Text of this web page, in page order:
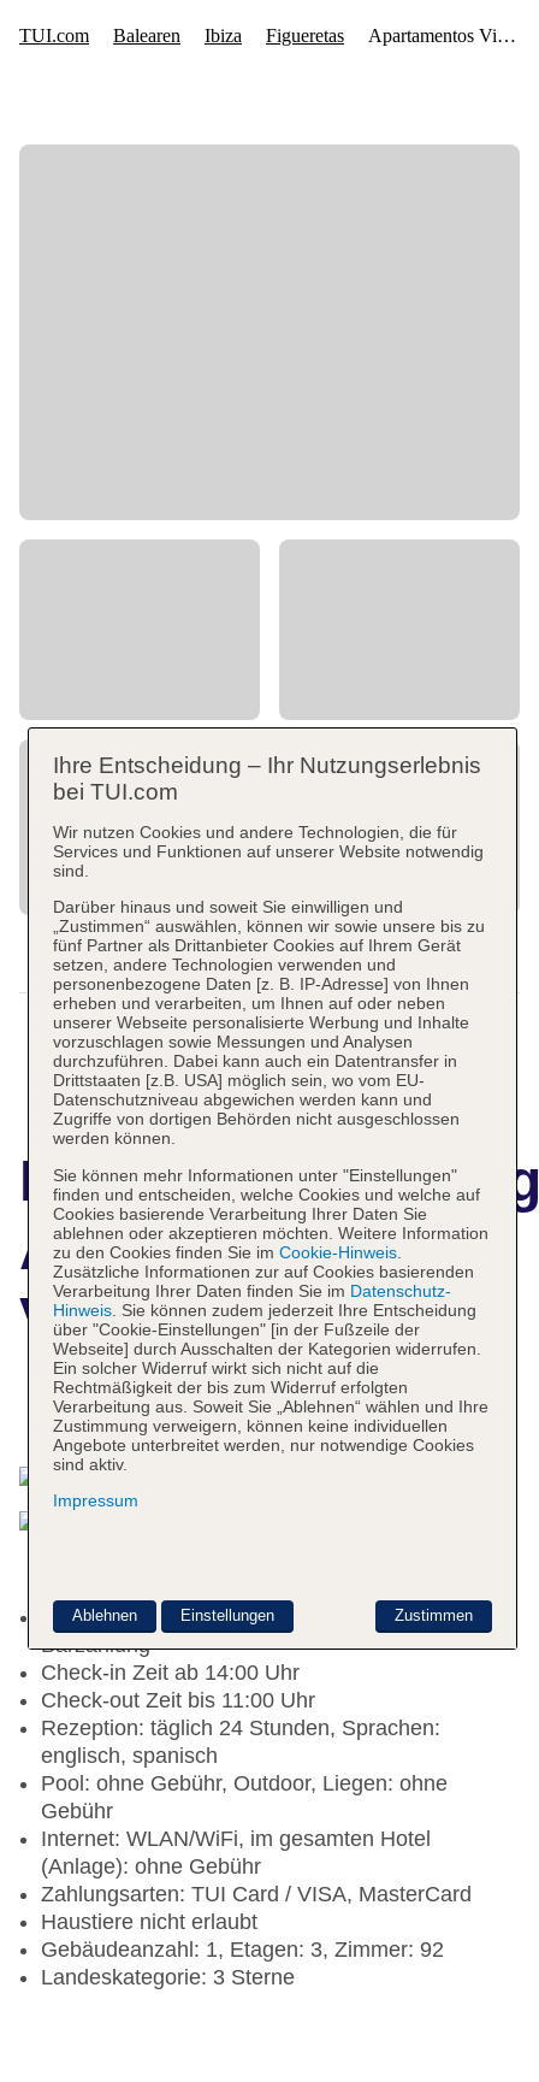
Apartamentos
Vibra Panoramic
Das bietet Ihre Unterkunft
Kurtaxe/Ökotaxe/Touristensteuer zahlbar vor Ort:
Barzahlung
Check-in Zeit ab 14:00 Uhr
Check-out Zeit bis 11:00 Uhr
Rezeption: täglich 24 Stunden, Sprachen:
englisch, spanisch
Pool: ohne Gebühr, Outdoor, Liegen: ohne
Gebühr
Internet: WLAN/WiFi, im gesamten Hotel
(Anlage): ohne Gebühr
Zahlungsarten: TUI Card / VISA, MasterCard
Haustiere nicht erlaubt
Gebäudeanzahl: 1, Etagen: 3, Zimmer: 92
Landeskategorie: 3 Sterne
Ihre Entscheidung – Ihr Nutzungserlebnis
bei TUI.com
Wir nutzen Cookies und andere Technologien, die für
Services und Funktionen auf unserer Website notwendig
sind.
Darüber hinaus und soweit Sie einwilligen und
„Zustimmen“ auswählen, können wir sowie unsere bis zu
fünf Partner als Drittanbieter Cookies auf Ihrem Gerät
setzen, andere Technologien verwenden und
personenbezogene Daten [z. B. IP-Adresse] von Ihnen
erheben und verarbeiten, um Ihnen auf oder neben
unserer Webseite personalisierte Werbung und Inhalte
vorzuschlagen sowie Messungen und Analysen
durchzuführen. Dabei kann auch ein Datentransfer in
Drittstaaten [z.B. USA] möglich sein, wo vom EU-
Datenschutzniveau abgewichen werden kann und
Zugriffe von dortigen Behörden nicht ausgeschlossen
werden können.
Sie können mehr Informationen unter "Einstellungen"
finden und entscheiden, welche Cookies und welche auf
Cookies basierende Verarbeitung Ihrer Daten Sie
ablehnen oder akzeptieren möchten. Weitere Information
zu den Cookies finden Sie im Cookie-Hinweis.
Zusätzliche Informationen zur auf Cookies basierenden
Verarbeitung Ihrer Daten finden Sie im Datenschutz-
Hinweis. Sie können zudem jederzeit Ihre Entscheidung
über "Cookie-Einstellungen" [in der Fußzeile der
Webseite] durch Ausschalten der Kategorien widerrufen.
Ein solcher Widerruf wirkt sich nicht auf die
Rechtmäßigkeit der bis zum Widerruf erfolgten
Verarbeitung aus. Soweit Sie „Ablehnen“ wählen und Ihre
Zustimmung verweigern, können keine individuellen
Angebote unterbreitet werden, nur notwendige Cookies
sind aktiv.
Impressum
Zustimmen
Ablehnen Einstellungen